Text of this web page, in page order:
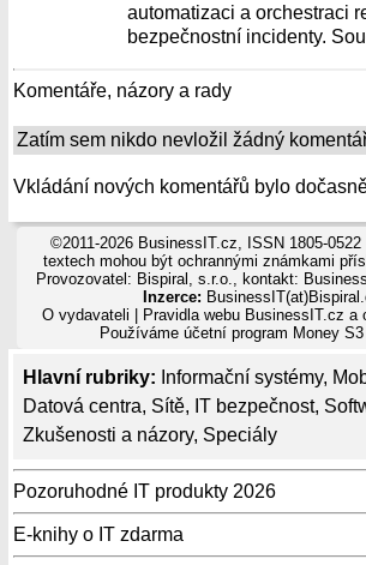
Hlavní rubriky: Informační systémy,
Datová centra, Sítě, IT bezpečnost,
Zkušenosti a názory, Speciály
Pozoruhodné IT produkty 2026
E-knihy o IT zdarma
automatizaci a orchestraci
bezpečnostní incidenty.
Komentáře, názory a rady
Zatím sem nikdo nevložil žádný
Vkládání nových komentářů bylo
©2011-2026 BusinessIT.cz, ISSN 1805-
textech mohou být ochrannými známkami
Provozovatel: Bispiral, s.r.o., kontakt:
Inzerce:
O vydavateli
Pravidla webu BusinessIT.cz a
Používámeúčetní program Money S3